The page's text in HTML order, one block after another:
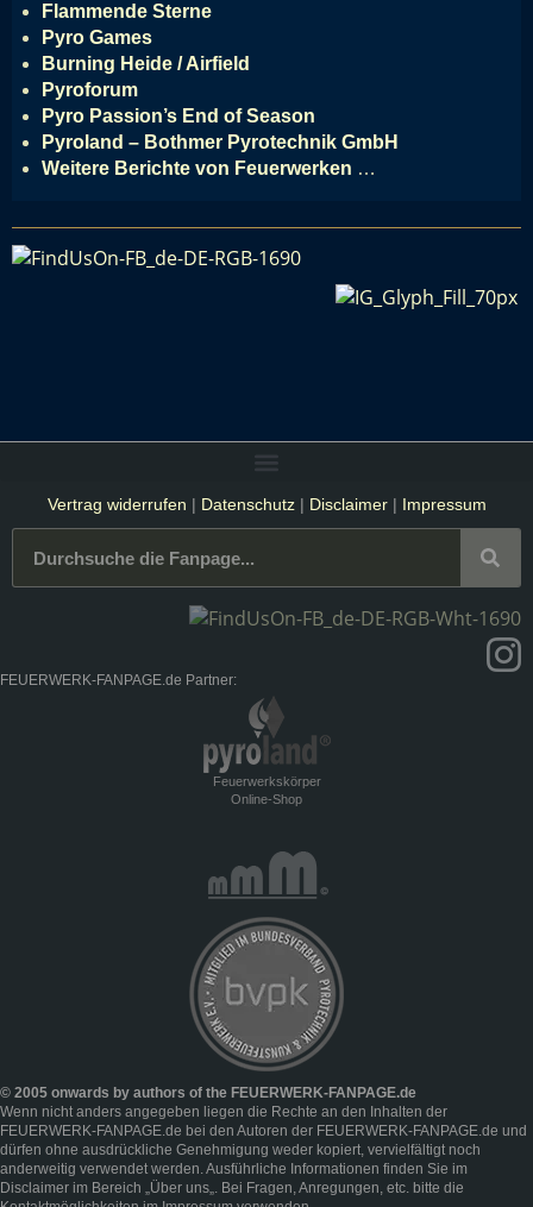
Flammende Sterne
Pyro Games
Burning Heide / Airfield
Pyroforum
Pyro Passion’s End of Season
Pyroland – Bothmer Pyrotechnik GmbH
Weitere Berichte von Feuerwerken …
Vertrag widerrufen | Datenschutz| Disclaimer| Impressum
FEUERWERK-FANPAGE.de Partner:
Feuerwerkskörper
Online-Shop
© 2005 onwards by authors of the FEUERWERK-FANPAGE.de
Wenn nicht anders angegeben liegen die Rechte an den Inhalten der
FEUERWERK-FANPAGE.de bei den Autoren der FEUERWERK-FANPAGE.de und
dürfen ohne ausdrückliche Genehmigung weder kopiert, vervielfältigt noch
anderweitig verwendet werden. Ausführliche Informationen finden Sie im
Disclaimer im Bereich „Über uns„. Bei Fragen, Anregungen, etc. bitte die